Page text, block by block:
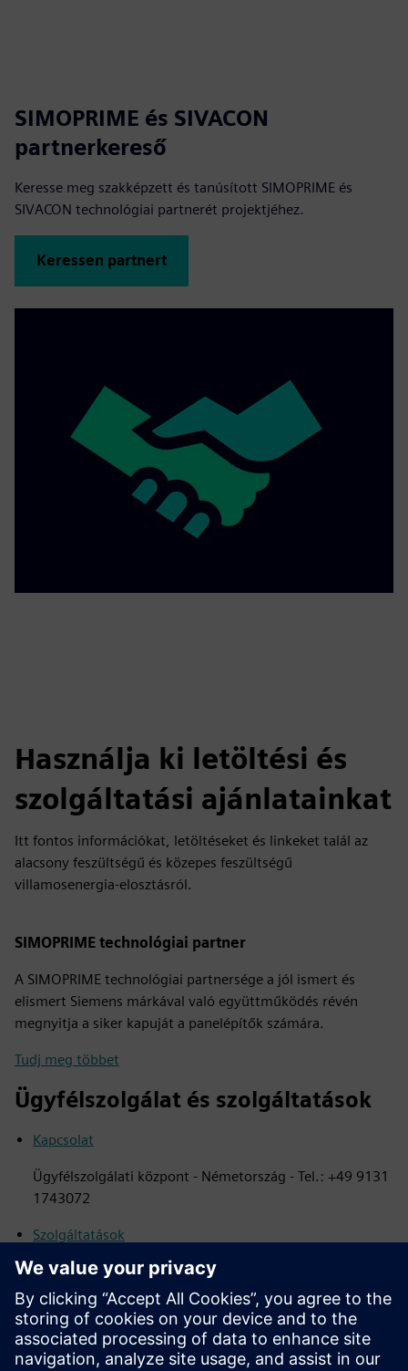
SIMOPRIME és SIVACON
partnerkereső
Keresse meg szakképzett és tanúsított SIMOPRIME és
SIVACON technológiai partnerét projektjéhez.
Keressen partnert
Használja ki letöltési és
szolgáltatási ajánlatainkat
Itt fontos információkat, letöltéseket és linkeket talál az
alacsony feszültségű és közepes feszültségű
villamosenergia-elosztásról.
SIMOPRIME technológiai partner
A SIMOPRIME technológiai partnersége a jól ismert és
elismert Siemens márkával való együttműködés révén
megnyitja a siker kapuját a panelépítők számára.
Tudj meg többet
Ügyfélszolgálat és szolgáltatások
Kapcsolat
Ügyfélszolgálati központ - Németország - Tel.: +49 9131
1743072
Szolgáltatások
Védelmi és automatizálási szolgáltatások
Utolsó felszerelés
Védelem és automatizálás utólagos felszerelése